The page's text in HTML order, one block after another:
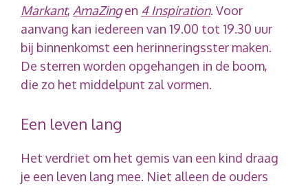
Markant, AmaZingen 4 Inspiration. Voor
aanvang kan iedereen van 19.00 tot 19.30 uur
bij binnenkomst een herinneringsster maken.
De sterren worden opgehangen in de boom,
die zo het middelpunt zal vormen.
Een leven lang
Het verdriet om het gemis van een kind draag
je een leven lang mee. Niet alleen de ouders